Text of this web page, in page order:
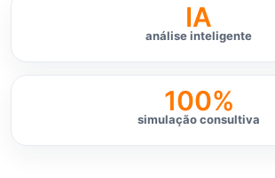
IA
análise inteligente
100%
simulação consultiva